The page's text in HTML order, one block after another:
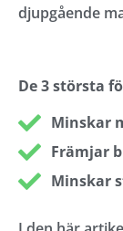
djupgående
De 3 största
Minskar
Främjar
Minskar